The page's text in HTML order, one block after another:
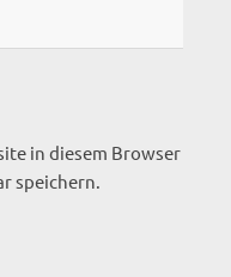
in diesem Browser
speichern.